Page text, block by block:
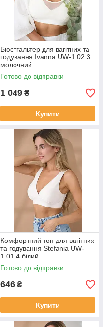
Бюстгальтер для вагітних та
годування Ivanna UW-1.02.3
молочний
Готово до відправки
1 049 ₴
Купити
Комфортний топ для вагітних
та годування Stefania UW-
1.01.4 білий
Готово до відправки
646 ₴
Купити